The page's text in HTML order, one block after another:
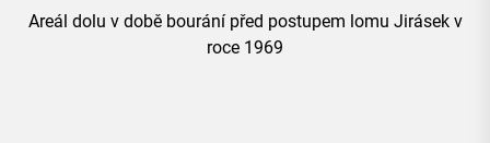
Areál dolu v době bourání před postupem lomu Jirásek v
roce 1969